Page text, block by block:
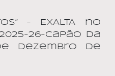
– EXALTA no
26-Capão da
dezembro de